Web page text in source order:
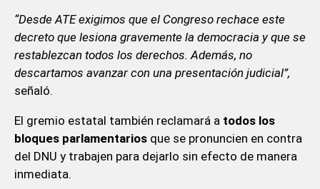
“Desde ATE exigimos que el Congreso rechace este
decreto que lesiona gravemente la democracia y que se
restablezcan todos los derechos. Además, no
descartamos avanzar con una presentación judicial”,
señaló.
El gremio estatal también reclamará a todos los
bloques parlamentariosque se pronuncien en contra
del DNU y trabajen para dejarlo sin efecto de manera
inmediata.